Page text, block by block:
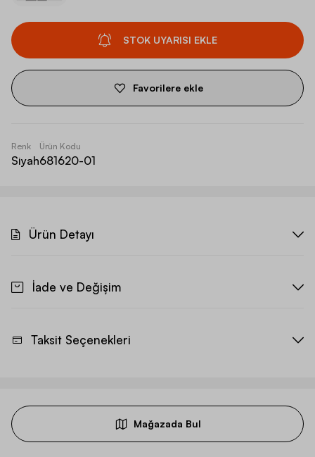
STOK UYARISI EKLE
Favorilere ekle
Renk
Siyah
Ürün Kodu
681620-01
Ürün Detayı
İade ve Değişim
Taksit Seçenekleri
Mağazada Bul